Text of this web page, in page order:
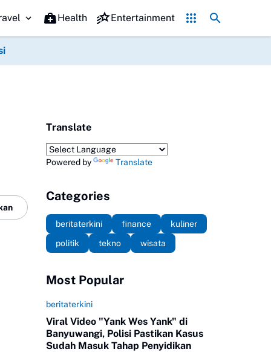
Promo Hari jadi Ponorogo ke-530, Puluhan Tempat Kuliner
Health Entertainment
Translate
Powered by Translate
Categories
beritaterkini finance
kuliner
politik
tekno wisata
Most Popular
beritaterkini
Viral Video "Yank Wes Yank" di
Banyuwangi, Polisi Pastikan Kasus
Sudah Masuk Tahap Penyidikan